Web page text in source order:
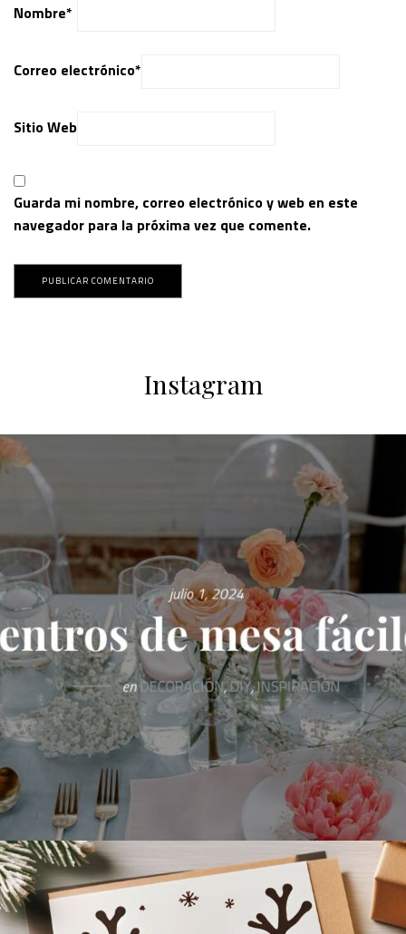
Nombre*
Correo electrónico*
Sitio Web
Guarda mi nombre, correo electrónico y web en este
navegador para la próxima vez que comente.
Instagram